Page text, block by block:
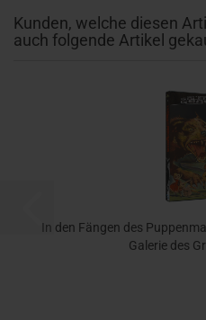
Kunden, welche diesen
auch folgende Artikel
In den Fängen des
Galerie des